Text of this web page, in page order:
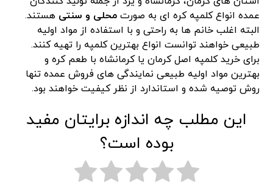
عمده انواع کلمپه کره ای به صورتمحلی و سنتی هستند.
البته اغلب خانم ها به راحتی و با استفاده از مواد اولیه
طبیعی خواهند توانست انواع بهترین کلمپه را تهیه کنند.
برای خرید کلمپه اصل کرمان یا کرمانشاه با طعم کره و
بهترین مواد اولیه طبیعی نمایندگی های فروش عمده تنها
روش توصیه شده و استاندارد از نظر کیفیت خواهند بود.
این مطلب چه اندازه برایتان مفید
بوده است؟